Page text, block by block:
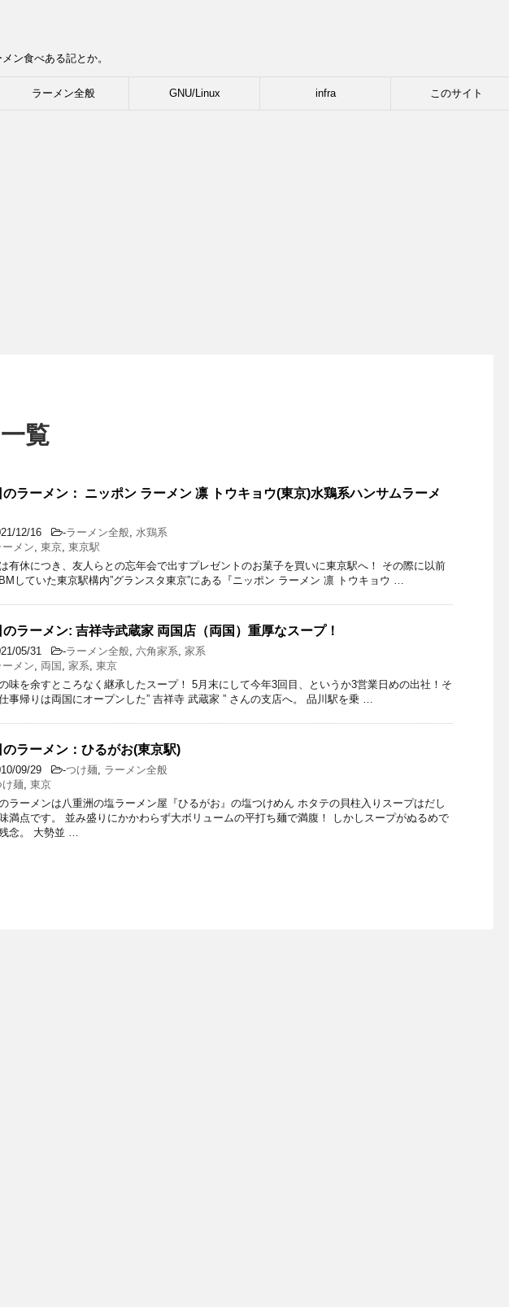
ン食べある記とか。
ラーメン全般 GNU/Linux infra このサイト
覧
のラーメン： ニッポン ラーメン 凛 トウキョウ(東京)水鶏系ハンサムラーメ
12/16 -ラーメン全般, 水鶏系
ーメン, 東京, 東京駅
有休につき、友人らとの忘年会で出すプレゼントのお菓子を買いに東京駅へ！ その際に以前
していた東京駅構内”グランスタ東京”にある『ニッポン ラーメン 凛 トウキョウ …
のラーメン: 吉祥寺武蔵家 両国店（両国）重厚なスープ！
05/31 -ラーメン全般, 六角家系, 家系
ーメン, 両国 , 家系, 東京
味を余すところなく継承したスープ！ 5月末にして今年3回目、というか3営業日めの出社！そ
事帰りは両国にオープンした” 吉祥寺 武蔵家 ” さんの支店へ。 品川駅を乗 …
のラーメン：ひるがお(東京駅)
09/29 -つけ麺, ラーメン全般
け麺, 東京
ラーメンは八重洲の塩ラーメン屋『ひるがお』の塩つけめん ホタテの貝柱入りスープはだし
満点です。 並み盛りにかかわらず大ボリュームの平打ち麺で満腹！ しかしスープがぬるめで
念。 大勢並 …